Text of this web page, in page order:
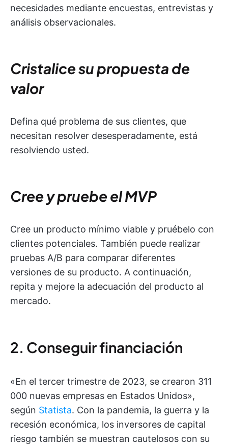
necesidades mediante encuestas, entrevistas y
análisis observacionales.
Cristalice su propuesta de
valor
Defina qué problema de sus clientes, que
necesitan resolver desesperadamente, está
resolviendo usted.
Cree y pruebe el MVP
Cree un producto mínimo viable y pruébelo con
clientes potenciales. También puede realizar
pruebas A/B para comparar diferentes
versiones de su producto. A continuación,
repita y mejore la adecuación del producto al
mercado.
2. Conseguir financiación
«En el tercer trimestre de 2023, se crearon 311
000 nuevas empresas en Estados Unidos»,
según Statista. Con la pandemia, la guerra y la
recesión económica, los inversores de capital
riesgo también se muestran cautelosos con su